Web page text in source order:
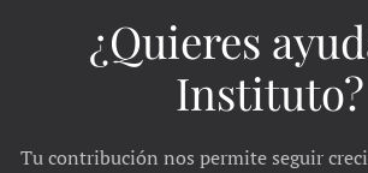
¿Quieres
Instituto?
Tu contribución nos permite seguir